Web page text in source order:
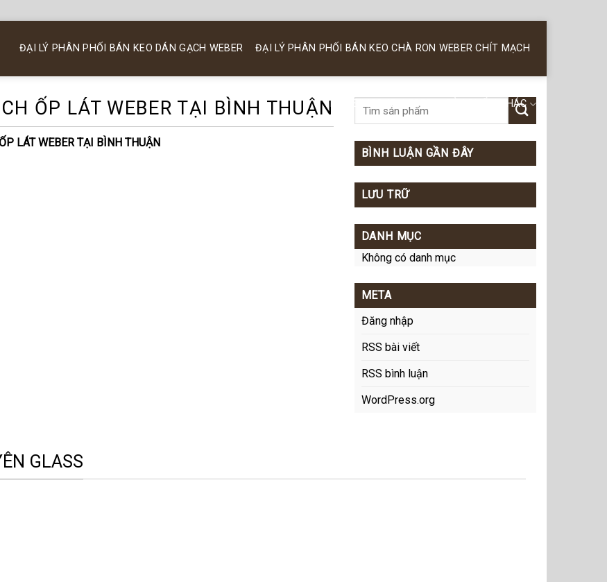
ĐẠI LÝ PHÂN PHỐI BÁN KEO DÁN GẠCH WEBER ĐẠI LÝ PHÂN PHỐI BÁN KEO CHÀ RON WEBER CHÍT MẠCH
KEO SILICONE WEBER SẢN PHẨM KHÁC
ỐP LÁT WEBER TẠI BÌNH THUẬN
LÁT WEBER TẠI BÌNH THUẬN
BÌNH LUẬN GẦN ĐÂY
LƯU TRỮ
DANH MỤC
Không có danh mục
META
Đăng nhập
RSS bài viết
RSS bình luận
WordPress.org
GLASS